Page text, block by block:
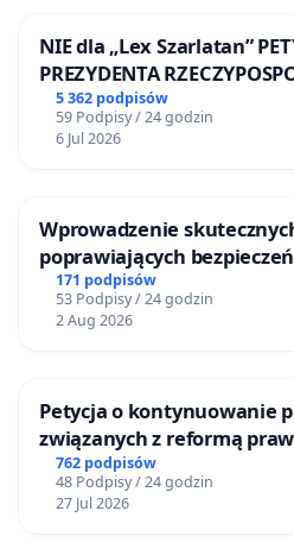
NIE dla „Lex Szarlatan”
PREZYDENTA
5 362 podpisów
59 Podpisy / 24 godzin
6 Jul 2026
Wprowadzenie
poprawiających
Żeromskiego w Otwocku
171 podpisów
53 Podpisy / 24 godzin
2 Aug 2026
Petycja o kontynuowanie
związanych z reformą
762 podpisów
48 Podpisy / 24 godzin
27 Jul 2026